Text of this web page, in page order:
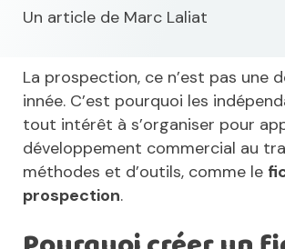
Un article de Marc Laliat
La prospection, ce n’est pas une
innée. C’est pourquoi les
tout intérêt à s’organiser pour
développement commercial au
méthodes et d’outils, comme le
prospection.